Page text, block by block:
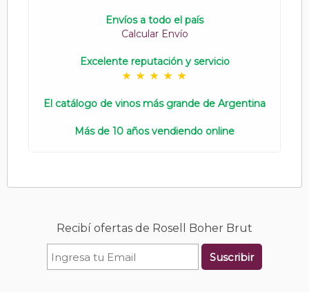
Envíos a todo el país
Calcular Envío
Excelente reputación y servicio
El catálogo de vinos más grande de Argentina
Más de 10 años vendiendo online
Recibí ofertas de Rosell Boher Brut
Suscribir